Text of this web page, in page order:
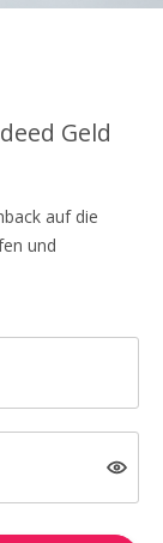
Geld
auf die
und